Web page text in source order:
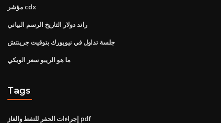
مؤشر cdx
راند دولار التاريخ الرسم البياني
جلسة تداول في نيويورك بتوقيت جرينتش
ما هو الريبو سعر الويكي
Tags
إجراءات الحفر للنفط والغاز pdf